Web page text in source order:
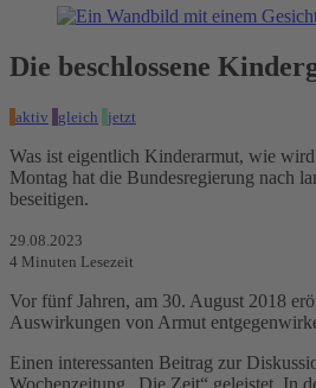
Die beschlossene
aktiv gleich jetzt
Was ist eigentlich Kinderarmut, wie wird
Montag hat die Bundesregierung nach
beseitigen.
29.08.2023
4 Minuten Lesezeit
Vor fünf Jahren, am 30. August 2018
Auswirkungen von Armut
Einen interessanten Beitrag zur